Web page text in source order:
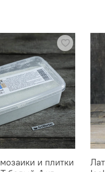
и плитки